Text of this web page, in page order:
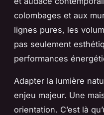
colombages et aux
lignes pures, les
pas seulement
performances
Adapter la lumière
enjeu majeur. Une
orientation. C’est là